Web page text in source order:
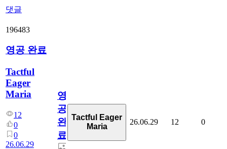
댓글
196483
영공 완료
Tactful
Eager
Maria
12
0
0
26.06.29
영
공
완
료
Tactful Eager
Maria
26.06.29 12 0